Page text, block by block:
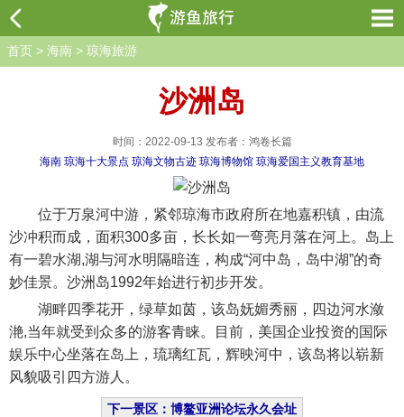
首页 > 海南 > 琼海旅游
沙洲岛
时间：2022-09-13 发布者：鸿卷长篇
海南 琼海十大景点 琼海文物古迹 琼海博物馆 琼海爱国主义教育基地
位于万泉河中游，紧邻琼海市政府所在地嘉积镇，由流
沙冲积而成，面积300多亩，长长如一弯亮月落在河上。岛上
有一碧水湖,湖与河水明隔暗连，构成“河中岛，岛中湖”的奇
妙佳景。沙洲岛1992年始进行初步开发。
湖畔四季花开，绿草如茵，该岛妩媚秀丽，四边河水潋
滟,当年就受到众多的游客青睐。目前，美国企业投资的国际
娱乐中心坐落在岛上，琉璃红瓦，辉映河中，该岛将以崭新
风貌吸引四方游人。
下一景区：博鳌亚洲论坛永久会址